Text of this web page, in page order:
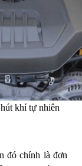
khí tự nhiên
đó chính là đơn